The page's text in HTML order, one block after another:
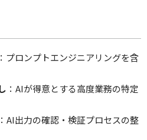
：プロンプトエンジニアリングを含
：AIが得意とする高度業務の特定
：AI出力の確認・検証プロセスの整